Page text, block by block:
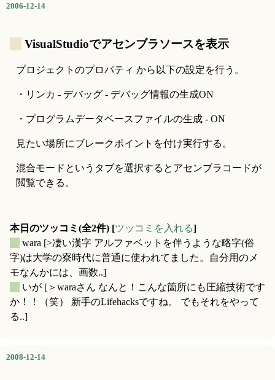
2006-12-14
VisualStudioでアセンブラソースを表示
プロジェクトのプロパティ から以下の設定を行う。
・リンカ - デバッグ - デバッグ情報の生成ON
・プログラムデータベースファイルの生成 - ON
見たい場所にブレークポイントを付け実行する。
混合モードというタブを選択するとアセンブラコードが
閲覧できる。
本日のツッコミ(全2件) [ツッコミを入れる]
wara [>凄い漢字 アルファベットを伴うような略字(俗
字)は大学の寮時代に普通に使われてました。自分用のメ
モなんかには、画数..]
いが [＞waraさん なんと！こんな箇所にも圧縮技術です
か！！（笑） 新手のLifehacksですね。 でもそれをやって
る..]
2008-12-14